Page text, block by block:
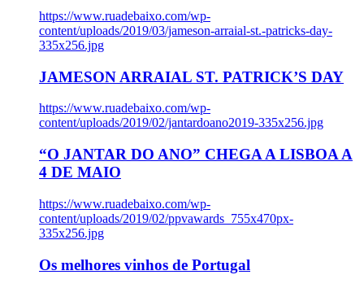
https://www.ruadebaixo.com/wp-
content/uploads/2019/03/jameson-arraial-st.-patricks-day-
335x256.jpg
JAMESON ARRAIAL ST. PATRICK’S DAY
https://www.ruadebaixo.com/wp-
content/uploads/2019/02/jantardoano2019-335x256.jpg
“O JANTAR DO ANO” CHEGA A LISBOA A
4 DE MAIO
https://www.ruadebaixo.com/wp-
content/uploads/2019/02/ppvawards_755x470px-
335x256.jpg
Os melhores vinhos de Portugal